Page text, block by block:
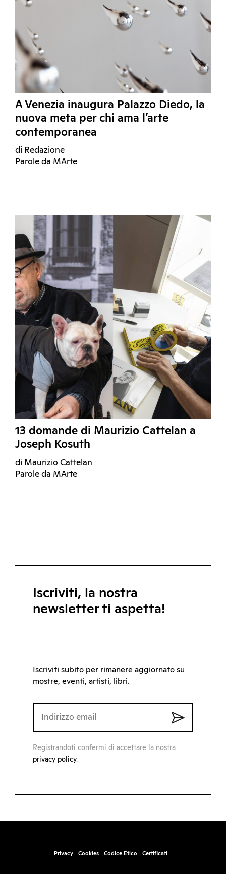
A Venezia inaugura Palazzo Diedo, la
nuova meta per chi ama l’arte
contemporanea
di Redazione
Parole da MArte
13 domande di Maurizio Cattelan a
Joseph Kosuth
di Maurizio Cattelan
Parole da MArte
Iscriviti, la nostra
newsletter ti aspetta!
Iscriviti subito per rimanere aggiornato su
mostre, eventi, artisti, libri.
Registrandoti confermi di accettare la nostra
privacy policy.
Privacy Cookies Codice Etico Certificati